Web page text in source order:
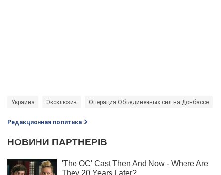
Украина Эксклюзив Операция Объединенных сил на Донбассе
Редакционная политика